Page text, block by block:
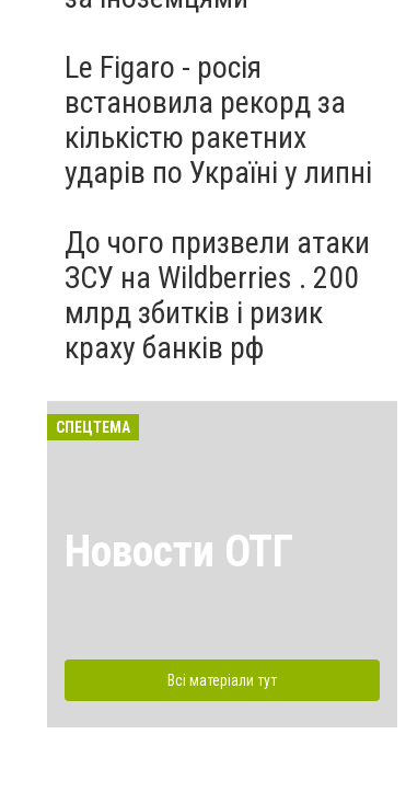
Le Figaro - росія
встановила рекорд за
кількістю ракетних
ударів по Україні у липні
До чого призвели атаки
ЗСУ на Wildberries . 200
млрд збитків і ризик
краху банків рф
СПЕЦТЕМА
Новости ОТГ
Всі матеріали тут